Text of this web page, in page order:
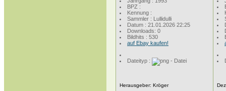
BPZ :
Kennung :
Sammler : Lullidulli
Datum : 21.01.2026 22:25
Downloads: 0
Bildhits : 530
auf Ebay kaufen!
Dateityp :
Herausgeber: Kröger